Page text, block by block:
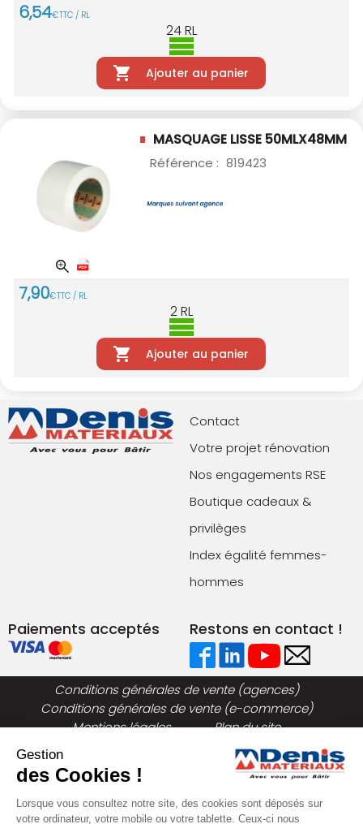
6,54€TTC / RL
24RL
Ajouter au panier
MASQUAGE LISSE 50MLX48MM
Référence : 819423
7,90€TTC / RL
2RL
Ajouter au panier
Contact
Votre projet rénovation
Nos engagements RSE
Boutique cadeaux &
privilèges
Index égalité femmes-
hommes
Paiements acceptés Restons en contact !
Conditions générales de vente (agences)
Conditions générales de vente (e-commerce)
Mentions légales
Plan du site
Politique de confidentialité
Gestion
des Cookies !
Lorsque vous consultez notre site, des cookies sont déposés sur
votre ordinateur, votre mobile ou votre tablette. Ceux-ci nous